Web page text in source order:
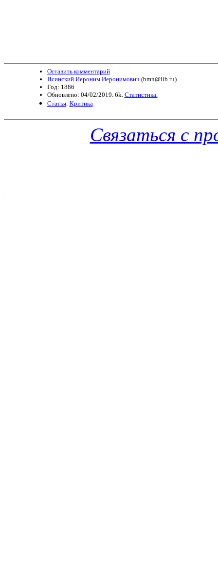
Оставить комментарий
Ясинский Иероним Иеронимович (bmn@lib.ru)
Год: 1886
Обновлено: 04/02/2019. 6k. Статистика.
Статья: Критика
Связаться с